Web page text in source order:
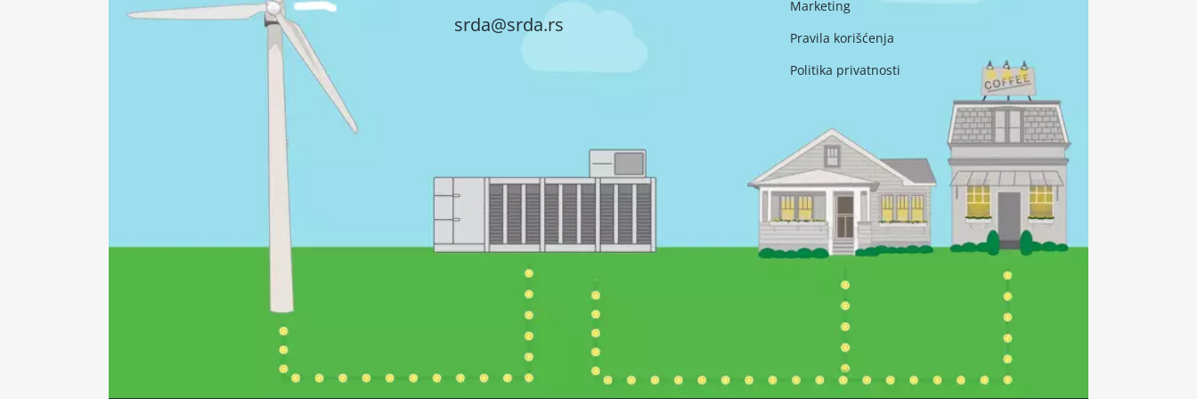
srda@srda.rs
Marketing
Pravila korišćenja
Politika privatnosti